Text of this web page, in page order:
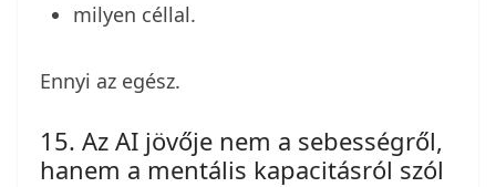
milyen céllal.
Ennyi az egész.
15. Az AI jövője nem a sebességről,
hanem a mentális kapacitásról szól